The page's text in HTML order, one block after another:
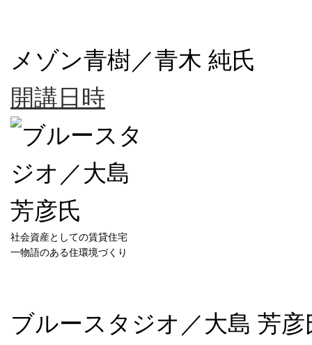
メゾン青樹／青木 純氏
開講日時
社会資産としての賃貸住宅
一物語のある住環境づくり
ブルースタジオ／大島 芳彦